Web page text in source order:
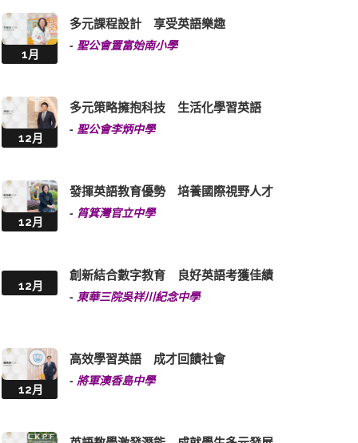
1月
多元課程設計 享受英語樂趣
- 聖公會置富始南小學
12月
多元策略擁抱科技 生活化學習英語
- 聖公會李炳中學
12月
發揮英語教育優勢 培養國際視野人才
- 筲箕灣官立中學
12月
創新結合數字教育 良好英語考獲佳績
- 東華三院吳祥川紀念中學
12月
高效學習英語 成才回饋社會
- 將軍澳香島中學